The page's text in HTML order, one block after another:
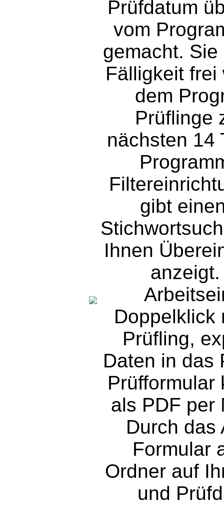
Prüfdatum
vom
gemacht.
Fälligkeit
dem
Prüflinge
nächsten 14
gibt
Ihnen
Doppelklick
Prüfling,
Daten in das
Prüfformular
als PDF per
Durch das
Formular
Ordner auf
und